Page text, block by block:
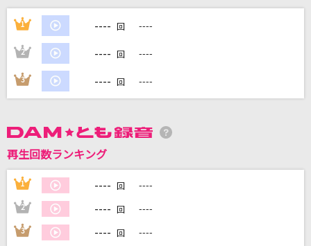
カラオケをもっと楽しもう！
自宅でカラオケ歌い放題！
家族や友達と一緒に！練習にも！
1 ---- 回 ----
2 ---- 回 ----
3 ---- 回 ----
再生回数ランキング
1 ---- 回 ----
2 ---- 回 ----
3 ---- 回 ----